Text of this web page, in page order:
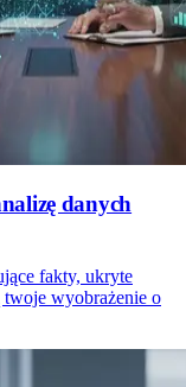
danych
fakty, ukryte
wyobrażenie o